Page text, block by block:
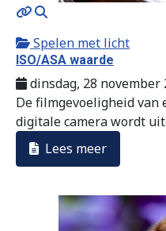
Spelen met licht
ISO/ASA waarde
dinsdag, 28 november
De filmgevoeligheid
digitale camera wordt
Lees meer